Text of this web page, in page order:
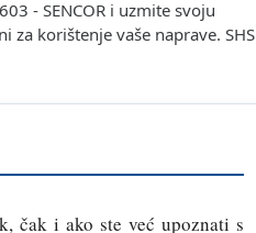
- SENCOR i uzmite svoju
korištenje vaše naprave. SHS
čak i ako ste već upoznati s